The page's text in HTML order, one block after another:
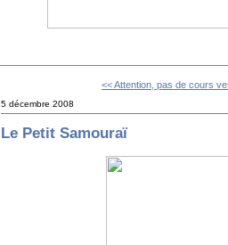
<< Attention, pas de cours
5 décembre 2008
Le Petit Samouraï